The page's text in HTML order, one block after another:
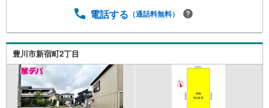
入より低コストで、新築同様の快適なお住まいを実現でき
30分 （定休日:水曜日）この時間帯はお電話でのお問い合
わせがスムーズにご案内できます。右下の電話ボタンをタ
ッチ！もしくはお気軽にお電話ください。
電話する （通話料無料）
豊川市新宿町2丁目